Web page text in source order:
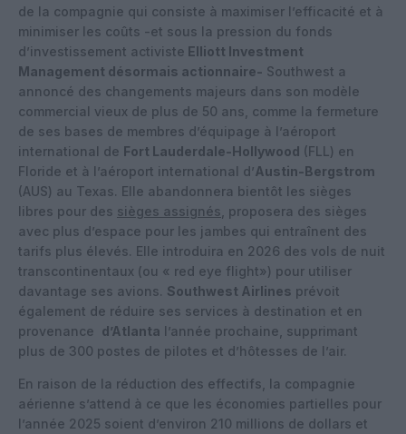
de la compagnie qui consiste à maximiser l’efficacité et à
minimiser les coûts -et sous la pression du fonds
d’investissement activiste Elliott Investment
Management désormais actionnaire- Southwest a
annoncé des changements majeurs dans son modèle
commercial vieux de plus de 50 ans, comme la fermeture
de ses bases de membres d’équipage à l’aéroport
international de Fort Lauderdale-Hollywood (FLL) en
Floride et à l’aéroport international d’Austin-Bergstrom
(AUS) au Texas. Elle abandonnera bientôt les sièges
libres pour des sièges assignés , proposera des sièges
avec plus d’espace pour les jambes qui entraînent des
tarifs plus élevés. Elle introduira en 2026 des vols de nuit
transcontinentaux (ou « red eye flight») pour utiliser
davantage ses avions. Southwest Airlines prévoit
également de réduire ses services à destination et en
provenance d’Atlanta l’année prochaine, supprimant
plus de 300 postes de pilotes et d’hôtesses de l’air.
En raison de la réduction des effectifs, la compagnie
aérienne s’attend à ce que les économies partielles pour
l’année 2025 soient d’environ 210 millions de dollars et